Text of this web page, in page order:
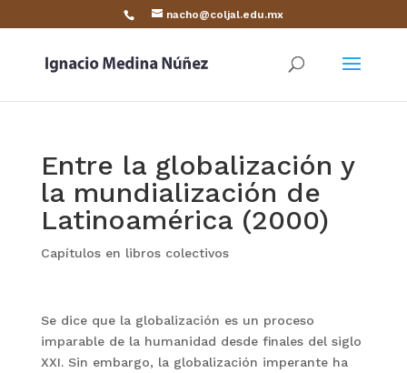
nacho@coljal.edu.mx
Entre la globalización y
la mundialización de
Latinoamérica (2000)
Capítulos en libros colectivos
Se dice que la globalización es un proceso
imparable de la humanidad desde finales del siglo
XXI. Sin embargo, la globalización imperante ha